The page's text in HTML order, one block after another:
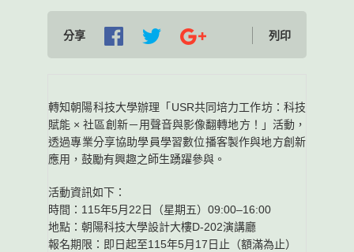
分享 列印
轉知朝陽科技大學辦理「USR共同培力工作坊：科技
賦能 × 社區創新－用聲音與影像翻轉地方！」活動，
透過專業分享協助學員學習數位播客製作與地方創新
應用，鼓勵有興趣之師生踴躍參與。
活動資訊如下：
時間：115年5月22日（星期五）09:00–16:00
地點：朝陽科技大學設計大樓D-202演講廳
報名期限：即日起至115年5月17日止（額滿為止）